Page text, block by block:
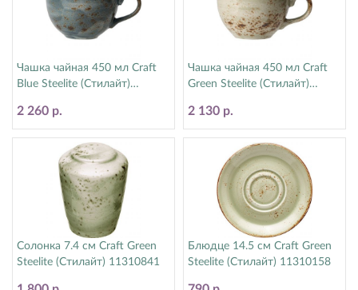
Чашка чайная 450 мл Craft
Blue Steelite (Стилайт)
2 260 р.
Чашка чайная 450 мл Craft
Green Steelite (Стилайт)
2 130 р.
Солонка 7.4 см Craft Green
Steelite (Стилайт) 11310841
Блюдце 14.5 см Craft Green
Steelite (Стилайт) 11310158